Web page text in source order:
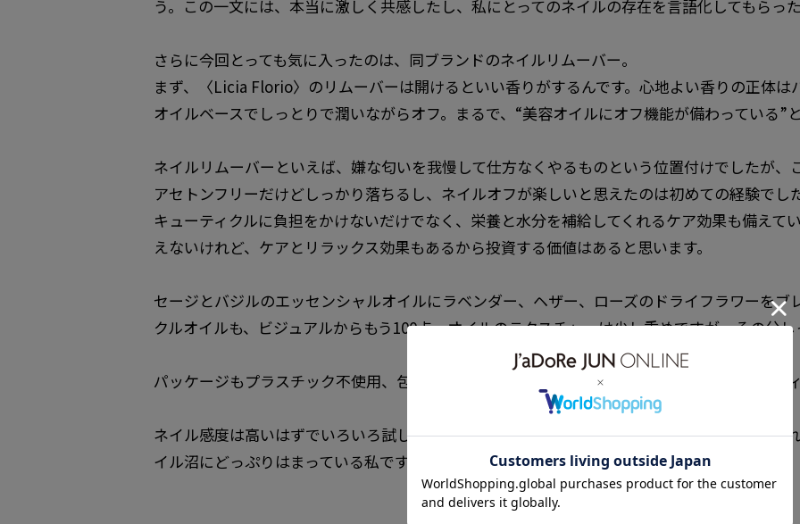
う。この一文には、本当に激しく共感したし、私にとってのネイルの存在を言語化してもらっ
さらに今回とっても気に入ったのは、同ブランドのネイルリムーバー。
まず、〈Licia Florio〉のリムーバーは開けるといい香りがするんです。心地よい香りの正体は
オイルベースでしっとりで潤いながらオフ。まるで、“美容オイルにオフ機能が備わっている”
ネイルリムーバーといえば、嫌な匂いを我慢して仕方なくやるものという位置付けでしたが、
アセトンフリーだけどしっかり落ちるし、ネイルオフが楽しいと思えたのは初めての経験でし
キューティクルに負担をかけないだけでなく、栄養と水分を補給してくれるケア効果も備えて
えないけれど、ケアとリラックス効果もあるから投資する価値はあると思います。
セージとバジルのエッセンシャルオイルにラベンダー、ヘザー、ローズのドライフラワーを
クルオイルも、ビジュアルからもう100点。オイルのテクスチャーは少し重めですが、その分
パッケージもプラスチック不使用、包装の代わりにコットンの巾着がついてくるなど、サステ
ネイル感度は高いはずでいろいろ試してきたけれど、素敵なブランドがどんどん出てきて、知
イル沼にどっぷりはまっている私です。